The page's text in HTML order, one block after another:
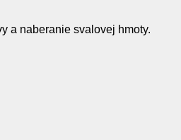
a naberanie svalovej hmoty.